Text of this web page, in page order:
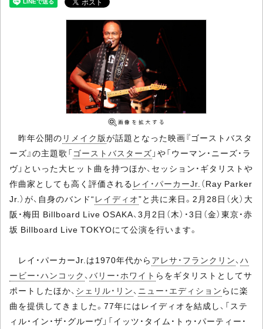
昨年公開の リメイク版が話題となった映画『ゴーストバスタ
ーズ』の主題歌「 ゴーストバスターズ 」や「ウーマン・ニーズ・ラ
ヴ」といった大ヒット曲を持つほか、セッション・ギタリストや
作曲家としても高く評価される レイ・パーカーJr. （Ray Parker
Jr.）が、自身のバンド“レイディオ”と共に来日。2月28日（火）大
阪・梅田 Billboard Live OSAKA、3月2日（木）・3日（金）東京・赤
坂 Billboard Live TOKYOにて公演を行います。
レイ・パーカーJr.は1970年代から アレサ・フランクリン、 ハ
ービー・ハンコック 、 バリー・ホワイト らをギタリストとしてサ
ポートしたほか、 シェリル・リン、 ニュー・エディション らに楽
曲を提供してきました。77年にはレイディオを結成し、「ステ
ィル・イン・ザ・グルーヴ」「イッツ・タイム・トゥ・パーティー・